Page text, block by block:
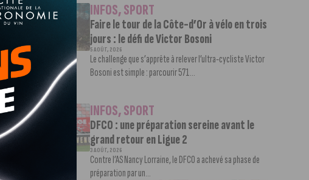
INFOS,SPORT
Faire le tour de la Côte-d’Or à vélo en trois
jours : le défi de Victor Bosoni
5 AOÛT, 2026
Le challenge que s’apprête à relever l’ultra-cycliste Victor
Bosoni est simple : parcourir 571...
INFOS,SPORT
DFCO : une préparation sereine avant le
grand retour en Ligue 2
3 AOÛT, 2026
Contre l’AS Nancy Lorraine, le DFCO a achevé sa phase de
préparation par un...